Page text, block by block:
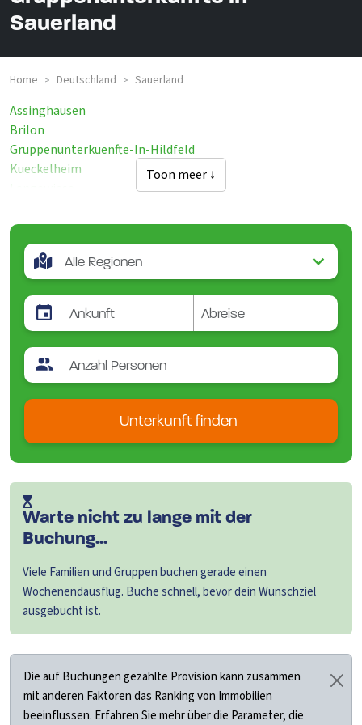
Sauerland
Home > Deutschland > Sauerland
Assinghausen
Brilon
Gruppenunterkuenfte-In-Hildfeld
Kueckelheim
Medebach
Messinghausen-Brilon
Neuastenberg
Niedersorpe
Oberrarbach
Olsberg-Assinghausen
Oslberg
Schmallenberg
Winterberg
Winterberg-Mollseifen
Winterberg-Neuastenberg
Toon meer ↓
Unterkunft finden
Warte nicht zu lange mit der
Buchung...
Viele Familien und Gruppen buchen gerade einen
Wochenendausflug. Buche schnell, bevor dein Wunschziel
ausgebucht ist.
Die auf Buchungen gezahlte Provision kann zusammen
mit anderen Faktoren das Ranking von Immobilien
beeinflussen. Erfahren Sie mehr über die Parameter, die